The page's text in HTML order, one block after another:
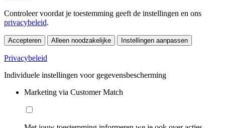
Controleer voordat je toestemming geeft de instellingen en ons
privacybeleid.
Accepteren Alleen noodzakelijke Instellingen aanpassen
Privacybeleid
Individuele instellingen voor gegevensbescherming
Marketing via Customer Match